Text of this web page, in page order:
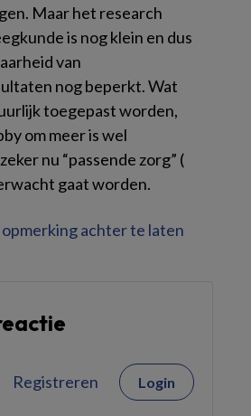
Maar het research
is nog klein en dus
van
nog beperkt. Wat
toegepast worden,
om meer is wel
nu “passende zorg” (
gaat worden.
opmerking achter te laten
Registreren Login